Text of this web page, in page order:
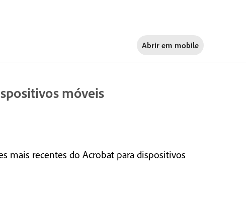
Abrir em mobile
móveis
mais recentes do Acrobat para dispositivos